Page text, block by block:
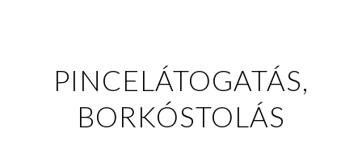
PINCELÁTOGATÁS,
BORKÓSTOLÁS